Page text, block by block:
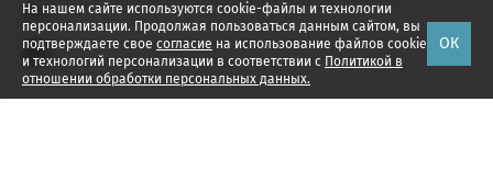
На нашем сайте используются cookie-файлы и технологии
персонализации. Продолжая пользоваться данным сайтом, вы
подтверждаете свое согласие на использование файлов cookie
и технологий персонализации в соответствии с Политикой в
отношении обработки персональных данных.
ОК
2026